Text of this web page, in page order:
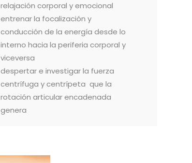
relajación corporal y emocional
entrenar la focalización y
conducción de la energía desde lo
interno hacia la periferia corporal y
viceversa
despertar e investigar la fuerza
centrífuga y centrípeta que la
rotación articular encadenada
genera